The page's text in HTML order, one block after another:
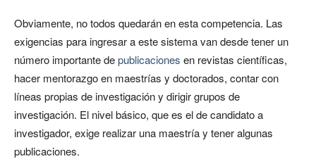
Obviamente, no todos quedarán en esta competencia. Las
exigencias para ingresar a este sistema van desde tener un
número importante depublicaciones en revistas científicas,
hacer mentorazgo en maestrías y doctorados, contar con
líneas propias de investigación y dirigir grupos de
investigación. El nivel básico, que es el de candidato a
investigador, exige realizar una maestría y tener algunas
publicaciones.